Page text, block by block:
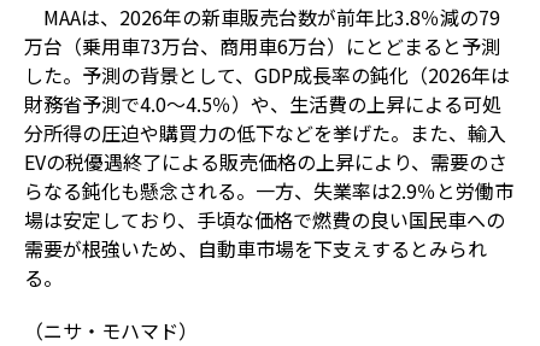
MAAは、2026年の新車販売台数が前年比3.8％減の79
万台（乗用車73万台、商用車6万台）にとどまると予測
した。予測の背景として、GDP成長率の鈍化（2026年は
財務省予測で4.0〜4.5％）や、生活費の上昇による可処
分所得の圧迫や購買力の低下などを挙げた。また、輸入
EVの税優遇終了による販売価格の上昇により、需要のさ
らなる鈍化も懸念される。一方、失業率は2.9％と労働市
場は安定しており、手頃な価格で燃費の良い国民車への
需要が根強いため、自動車市場を下支えするとみられ
る。
（ニサ・モハマド）